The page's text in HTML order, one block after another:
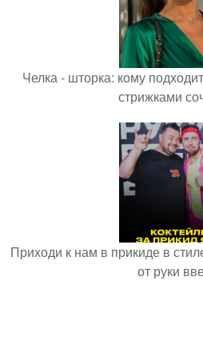
Челка - шторка: кому
стрижками
Приходи к нам в прикиде в
от руки